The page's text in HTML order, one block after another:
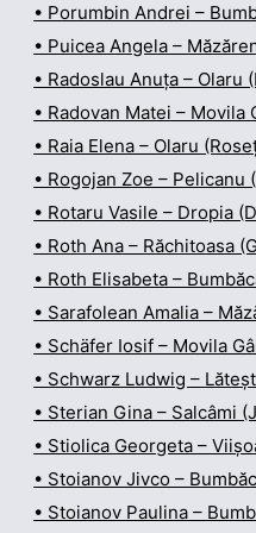
• Porumbin Andrei –
• Puicea Angela –
• Radoslau Anuța – Olaru
• Radovan Matei – Movila
• Raia Elena – Olaru
• Rogojan Zoe – Pelicanu
• Rotaru Vasile – Dropia
• Roth Ana – Răchitoasa
• Roth Elisabeta –
• Sarafolean Amalia –
• Schäfer Iosif – Movila
• Schwarz Ludwig –
• Sterian Gina – Salcâmi
• Stiolica Georgeta –
• Stoianov Jivco –
• Stoianov Paulina –